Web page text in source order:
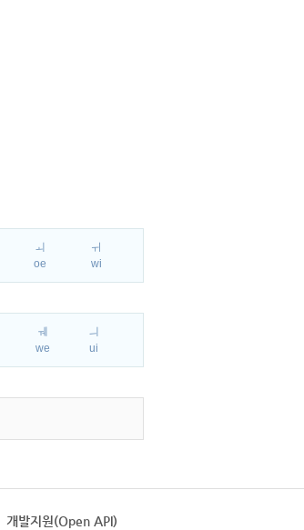
ㅚ
oe
ㅟ
wi
ㅞ
we
ㅢ
ui
개발지원(Open API)